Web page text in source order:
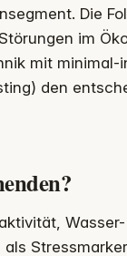
Die
im
mit minimal-
den